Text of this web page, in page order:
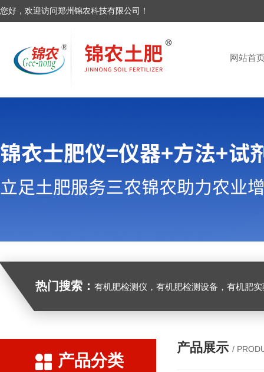
您好，欢迎访问郑州锦农科技有限公司！
网站首
热门搜索： 有机肥检测仪，有机肥检测设备，有机肥实验室设备，生物有
产品分类
产品展示 /